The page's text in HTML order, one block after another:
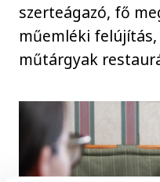
szerteágazó, fő
műemléki
műtárgyak